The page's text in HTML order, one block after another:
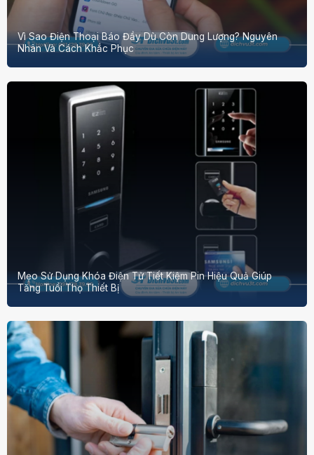
Vì Sao Điện Thoại Báo Đầy Dù Còn Dung Lượng? Nguyên
Nhân Và Cách Khắc Phục
Mẹo Sử Dụng Khóa Điện Tử Tiết Kiệm Pin Hiệu Quả Giúp
Tăng Tuổi Thọ Thiết Bị